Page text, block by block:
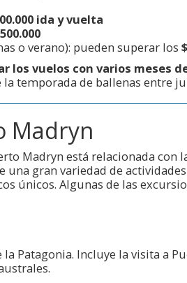
ida y vuelta
o verano): pueden superar los
los vuelos con varios meses
temporada de ballenas entre
Madryn
Madryn está relacionada con
gran variedad de
únicos. Algunas de las
Patagonia. Incluye la visita a